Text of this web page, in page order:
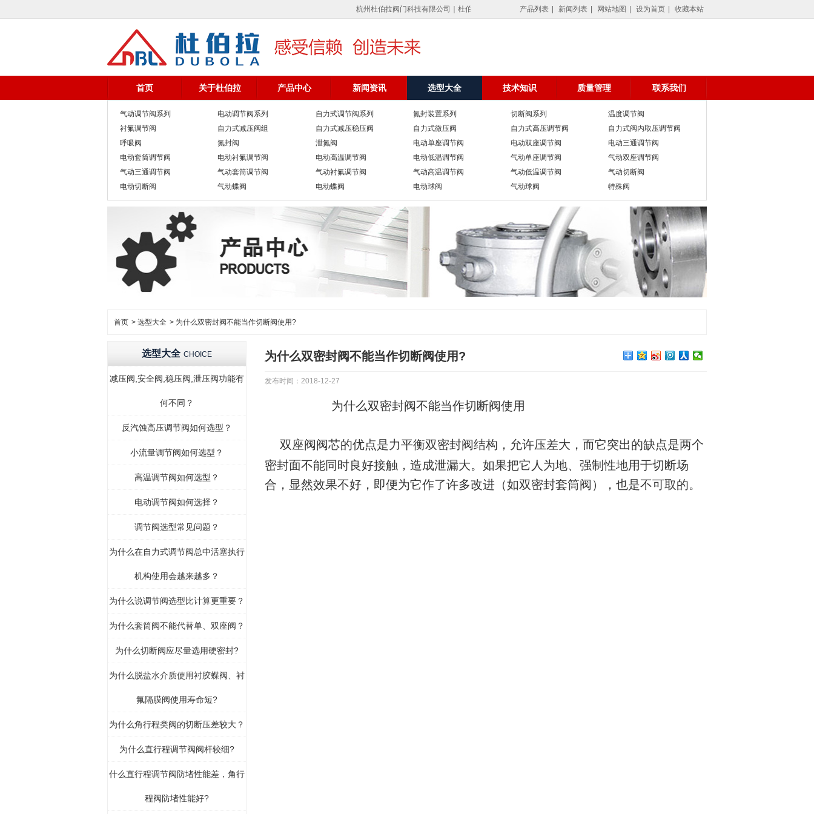
杭州杜伯拉阀门科技有限公司｜杜伯拉调节阀专业制造气动调节阀,自力式压力调节阀,电动调节阀,温度调节阀,微压调节阀,差压调节阀,氮封阀,
产品列表 新闻列表 网站地图 设为首页 收藏本站
首页 关于杜伯拉 产品中心 新闻资讯 选型大全 技术知识 质量管理 联系我们
气动调节阀系列 电动调节阀系列 自力式调节阀系列 氮封装置系列 切断阀系列
温度调节阀
衬氟调节阀
自力式减压阀组 自力式减压稳压阀 自力式微压阀 自力式高压调节阀
自力式阀内取压调节阀
呼吸阀
氮封阀 泄氮阀 电动单座调节阀 电动双座调节阀
电动三通调节阀
电动套筒调节阀
电动衬氟调节阀 电动高温调节阀 电动低温调节阀 气动单座调节阀
气动双座调节阀
气动三通调节阀
气动套筒调节阀 气动衬氟调节阀 气动高温调节阀 气动低温调节阀
气动切断阀
电动切断阀
气动蝶阀 电动蝶阀 电动球阀 气动球阀 特殊阀
首页 > 选型大全 > 为什么双密封阀不能当作切断阀使用?
选型大全 CHOICE
减压阀,安全阀,稳压阀,泄压阀功能有
何不同？
反汽蚀高压调节阀如何选型？
小流量调节阀如何选型？
高温调节阀如何选型？
电动调节阀如何选择？
调节阀选型常见问题？
为什么在自力式调节阀总中活塞执行
机构使用会越来越多？
为什么说调节阀选型比计算更重要？
为什么套筒阀不能代替单、双座阀？
为什么切断阀应尽量选用硬密封?
为什么脱盐水介质使用衬胶蝶阀、衬
氟隔膜阀使用寿命短?
为什么角行程类阀的切断压差较大？
为什么直行程调节阀阀杆较细?
什么直行程调节阀防堵性能差，角行
程阀防堵性能好?
为什么双密封阀不能当作切断阀使用?
发布时间：2018-12-27
为什么双密封阀不能当作切断阀使用
双座阀阀芯的优点是力平衡双密封阀结构，允许压差大，而它突出的缺点是两个
密封面不能同时良好接触，造成泄漏大。如果把它人为地、强制性地用于切断场
合，显然效果不好，即便为它作了许多改进（如双密封套筒阀），也是不可取的。